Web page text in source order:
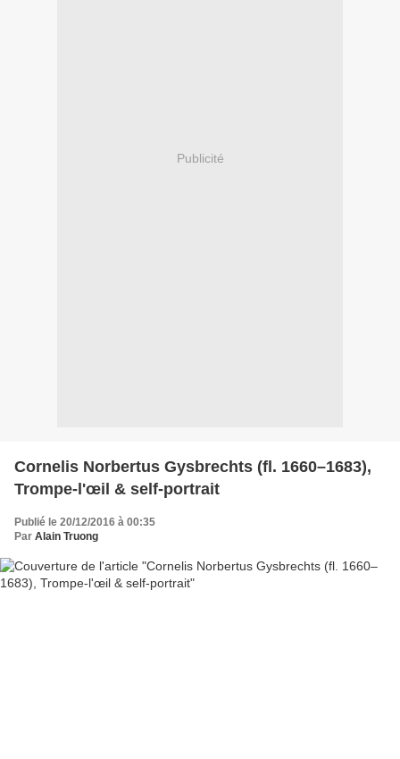
Publicité
Cornelis Norbertus Gysbrechts (fl. 1660–1683),
Trompe-l'œil & self-portrait
Publié le 20/12/2016 à 00:35
Par Alain Truong